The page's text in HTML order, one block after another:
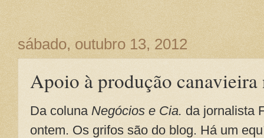
sábado, outubro 13, 2012
Apoio à produção canavieira
Da coluna Negócios e Cia. da jornalista
ontem. Os grifos são do blog. Há um